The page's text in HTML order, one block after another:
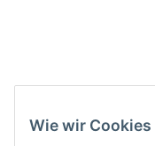
Wie wir Cookies